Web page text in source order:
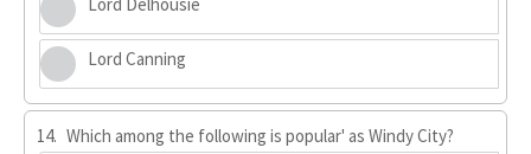
Lord Canning
14. Which among the following is popular' as Windy City?